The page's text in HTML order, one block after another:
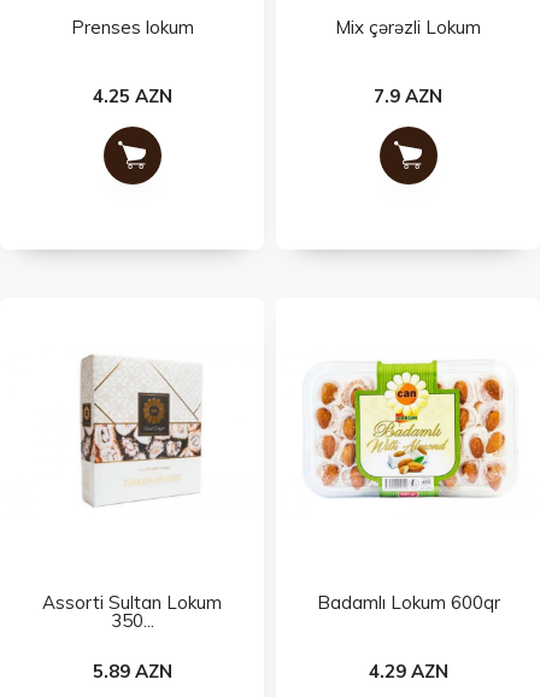
Prenses lokum
4.25 AZN
Mix çərəzli Lokum
7.9 AZN
Assorti Sultan Lokum
350...
5.89 AZN
Badamlı Lokum 600qr
4.29 AZN